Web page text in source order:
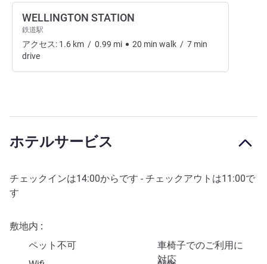
WELLINGTON STATION
鉄道駅
アクセス: 1.6 km / 0.99 mi 20 min walk / 7 min
drive
ホテルサービス
チェックインは14:00からです - チェックアウトは11:00で
す
敷地内
ペット不可
車椅子でのご利用に
対応